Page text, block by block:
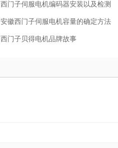
西门子伺服电机编码器安装以及检测
安徽西门子伺服电机容量的确定方法
西门子贝得电机品牌故事